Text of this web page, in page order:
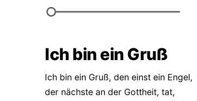
Ich bin ein Gruß
Ich bin ein Gruß, den einst ein Engel,
der nächste an der Gottheit, tat,